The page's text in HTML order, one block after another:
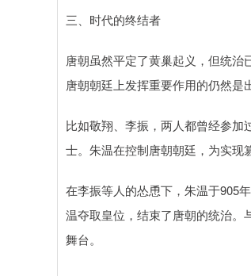
三、时代的终结者
唐朝虽然平定了黄巢起义，但统
唐朝朝廷上发挥重要作用的仍然是
比如敬翔、李振，两人都曾经参
士。朱温在控制唐朝朝廷，为实现
在李振等人的怂恿下，朱温于905
温夺取皇位，结束了唐朝的统治。
舞台。